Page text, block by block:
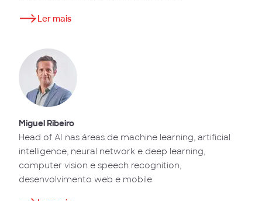
Ler mais
Miguel Ribeiro
Head of AI nas áreas de machine learning, artificial
intelligence, neural network e deep learning,
computer vision e speech recognition,
desenvolvimento web e mobile